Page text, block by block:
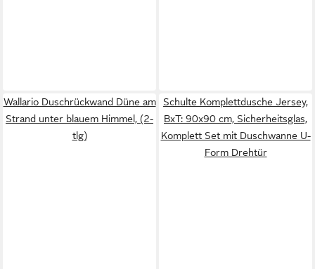
Wallario Duschrückwand Düne am
Strand unter blauem Himmel, (2-
tlg)
Schulte Komplettdusche Jersey,
BxT: 90x90 cm, Sicherheitsglas,
Komplett Set mit Duschwanne U-
Form Drehtür